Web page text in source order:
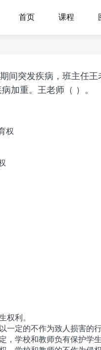
首页 课程
间突发疾病，班主任
加重。王老师（ ）。
权
权利。
一定的不作为致人损害的
，学校和教师负有保护学